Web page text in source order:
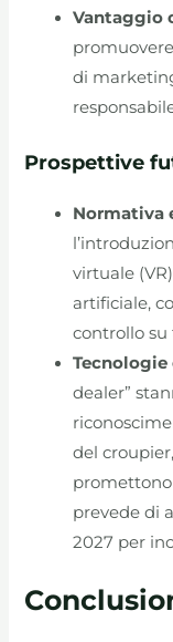
Vantaggio
di
Prospettive
Normativa
virtuale
artificiale,
controllo
dealer”
del
promettono
prevede di
2027 per